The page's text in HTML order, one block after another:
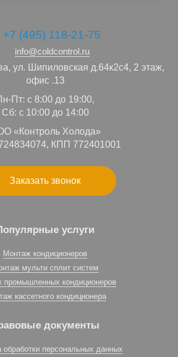
+7 (495) 118-21-75
info@coldcontrol.ru
ул. Шипиловская д.64к2с4, 2 этаж,
офис .13
Пт: с 8:00 до 19:00,
Сб: с 10:00 до 14:00
«Контроль Холода»
КПП 772401001
Заказать звонок
услуги
Монтаж кондиционеров
мульти сплит систем
промышленных кондиционеров
кассетного кондиционера
документы
обработки персональных данных